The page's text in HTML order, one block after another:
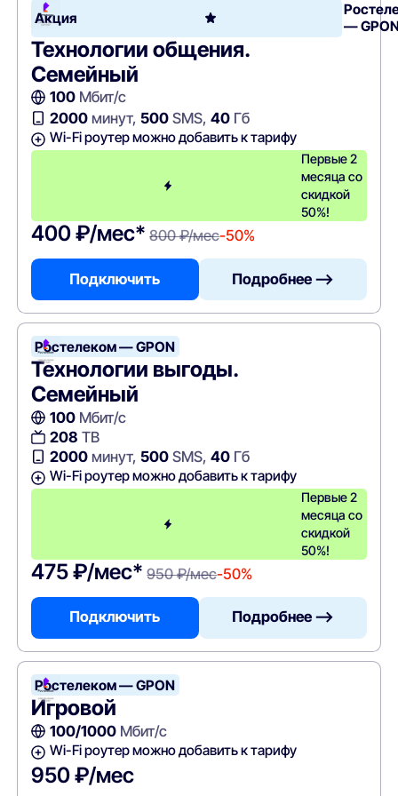
Акция
—
Технологии общения.
Семейный
100Мбит/с
2000минут, 500SMS, 40Гб
Wi-Fi роутер можно добавить к тарифу
Первые 2
месяца со
скидкой
50%!
400 ₽/мес* 800 ₽/мес-50%
Подключить Подробнее —>
Ростелеком — GPON
Технологии выгоды.
Семейный
100Мбит/с
208 ТВ
2000минут, 500SMS, 40Гб
Wi-Fi роутер можно добавить к тарифу
Первые 2
месяца со
скидкой
50%!
475 ₽/мес* 950 ₽/мес-50%
Подключить Подробнее —>
Ростелеком — GPON
Игровой
100/1000Мбит/с
Wi-Fi роутер можно добавить к тарифу
950 ₽/мес